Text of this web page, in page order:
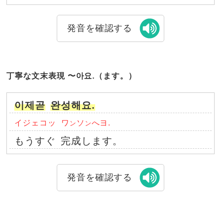
発音を確認する
丁寧な文末表現 〜아요.（ます。）
이제곧 완성해요.
イジェコッ ワ ン ソ ンへヨ.
もうすぐ 完成します。
発音を確認する